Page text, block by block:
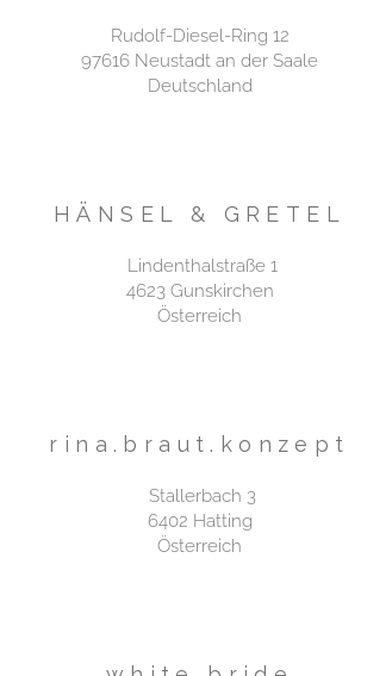
Rudolf-Diesel-Ring 12
97616 Neustadt an der Saale
Deutschland
HÄNSEL & GRETEL
Lindenthalstraße 1
4623 Gunskirchen
Österreich​
rina.braut.konzept
Stallerbach 3
6402 Hatting
Österreich